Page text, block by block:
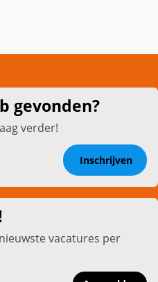
gevonden?
verder!
Inschrijven
vacatures per